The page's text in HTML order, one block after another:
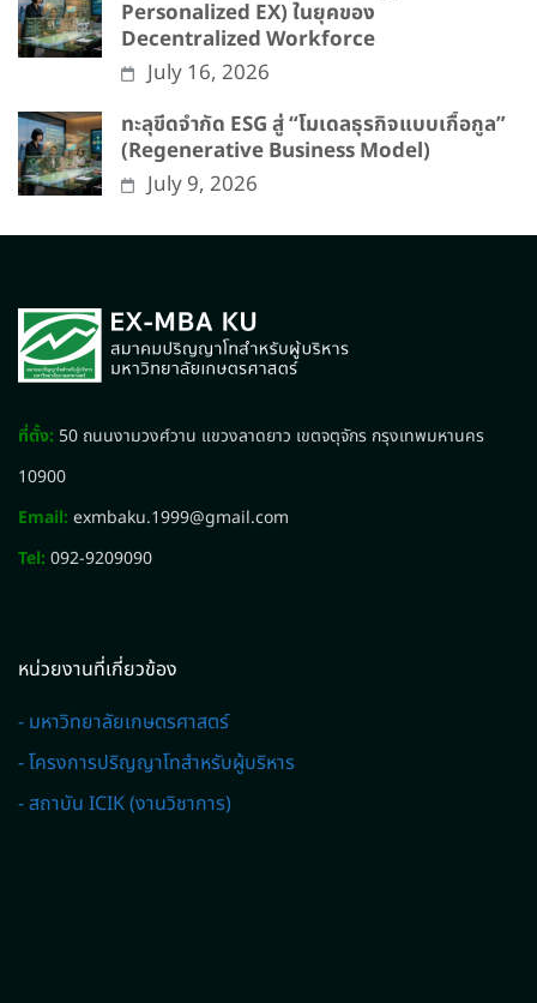
Personalized EX) ในยุคของ
Decentralized Workforce
July 16, 2026
ทะลุขีดจำกัด ESG สู่ “โมเดลธุรกิจแบบเกื้อกูล”
(Regenerative Business Model)
July 9, 2026
ที่ตั้ง: 50 ถนนงามวงศ์วาน แขวงลาดยาว เขตจตุจักร กรุงเทพมหานคร
10900
Email: exmbaku.1999@gmail.com
Tel: 092-9209090
หน่วยงานที่เกี่ยวข้อง
- มหาวิทยาลัยเกษตรศาสตร์
- โครงการปริญญาโทสำหรับผู้บริหาร
- สถาบัน ICIK (งานวิชาการ)